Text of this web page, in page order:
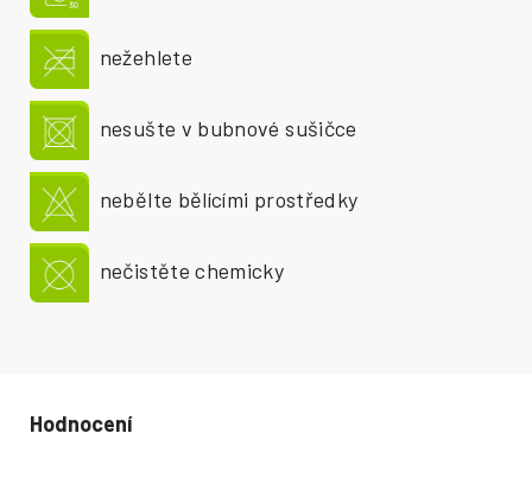
nežehlete
nesušte v bubnové sušičce
nebělte bělícími prostředky
nečistěte chemicky